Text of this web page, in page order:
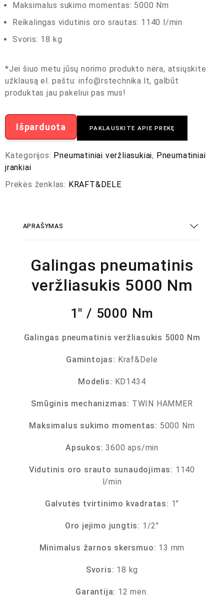
Maksimalus sukimo momentas: 5000 Nm
Reikalingas vidutinis oro srautas: 1140 l/min
Svoris: 18 kg
*Jei šiuo metu jūsų norimo produkto nėra, atsiųskite
užklausą el. paštu:info@rstechnika.lt, galbūt
produktas jau pakeliui pas mus!
Išparduota PAKLAUSKITE APIE PREKĘ
Kategorijos: Pneumatiniai veržliasukiai, Pneumatiniai
įrankiai
Prekės ženklas: KRAFT&DELE
APRAŠYMAS
Galingas pneumatinis
veržliasukis 5000 Nm
1″ / 5000 Nm
Galingas pneumatinis veržliasukis 5000 Nm
Gamintojas: Kraf&Dele
Modelis: KD1434
Smūginis mechanizmas: TWIN HAMMER
Maksimalus sukimo momentas: 5000 Nm
Apsukos: 3600 aps/min
Vidutinis oro srauto sunaudojimas: 1140
l/min
Galvutės tvirtinimo kvadratas: 1″
Oro įejimo jungtis: 1/2″
Minimalus žarnos skersmuo: 13 mm
Svoris: 18 kg
Garantija: 12 mėn.